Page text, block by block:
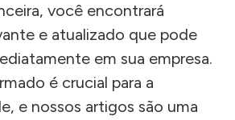
você encontrará
e atualizado que pode
em sua empresa.
é crucial para a
e nossos artigos são uma